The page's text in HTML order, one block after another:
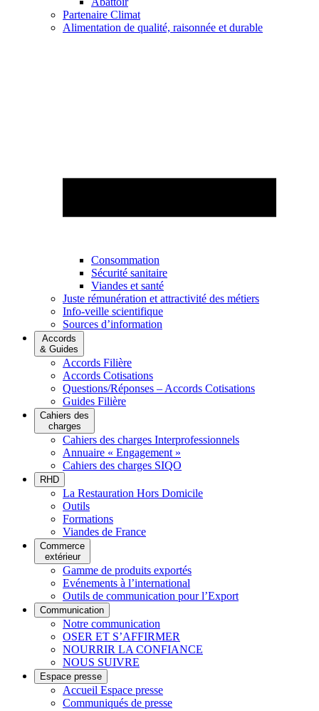
Partenaire Climat
Alimentation de qualité, raisonnée et durable
Consommation
Sécurité sanitaire
Viandes et santé
Juste rémunération et attractivité des métiers
Info-veille scientifique
Sources d’information
Accords
& Guides
Accords Filière
Accords Cotisations
Questions/Réponses – Accords Cotisations
Guides Filière
Cahiers des
charges
Cahiers des charges Interprofessionnels
Annuaire « Engagement »
Cahiers des charges SIQO
RHD
La Restauration Hors Domicile
Outils
Formations
Viandes de France
Commerce
extérieur
Gamme de produits exportés
Evénements à l’international
Outils de communication pour l’Export
Communication
Notre communication
OSER ET S’AFFIRMER
NOURRIR LA CONFIANCE
NOUS SUIVRE
Espace presse
Accueil Espace presse
Communiqués de presse